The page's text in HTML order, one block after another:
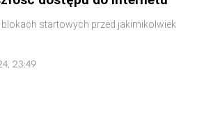
blokach startowych przed jakimikolwiek
23:49